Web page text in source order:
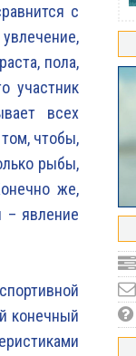
с
пола,
участник
всех
чтобы,
рыбы,
же,
– явление
конечный